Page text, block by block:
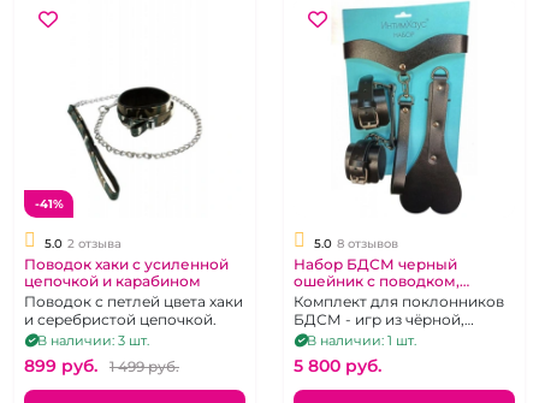
-41%
5.0 2 отзыва
Поводок хаки с усиленной
цепочкой и карабином
Поводок с петлей цвета хаки
и серебристой цепочкой.
В наличии: 3 шт.
899 pуб. 1 499 pуб.
5.0 8 отзывов
Набор БДСМ черный
ошейник с поводком,
наручники, шлепалка
"ИнтимХаус"
Комплект для поклонников
БДСМ - игр из чёрной,
натуральной кожи:
наручники WildCat, ошейник
премиум, паддл "шлепай-ка
сердце любимого", петля -
В наличии: 1 шт.
5 800 pуб.